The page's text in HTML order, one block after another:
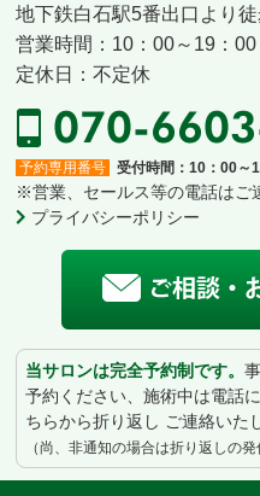
地下鉄白石駅5番出口より
営業時間：10：00～19：00
定休日：不定休
予約専用番号 受付時間：10：00～
※営業、セールス等の電話はご
プライバシーポリシー
当サロンは完全予約制です。
予約ください、施術中は電話
ちらから折り返し ご連絡いた
（尚、非通知の場合は折り返しの